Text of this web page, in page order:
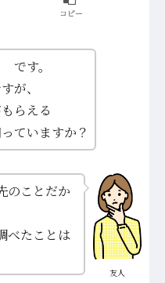
コピー
す。
が、
らえる
ていますか？
友人
のことだか
べたことは